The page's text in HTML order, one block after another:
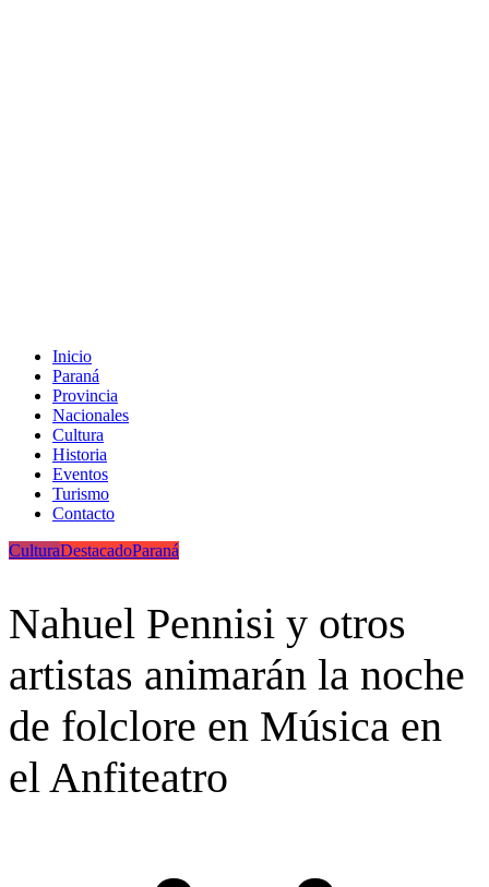
Inicio
Paraná
Provincia
Nacionales
Cultura
Historia
Eventos
Turismo
Contacto
CulturaDestacadoParaná
Nahuel Pennisi y otros
artistas animarán la noche
de folclore en Música en
el Anfiteatro